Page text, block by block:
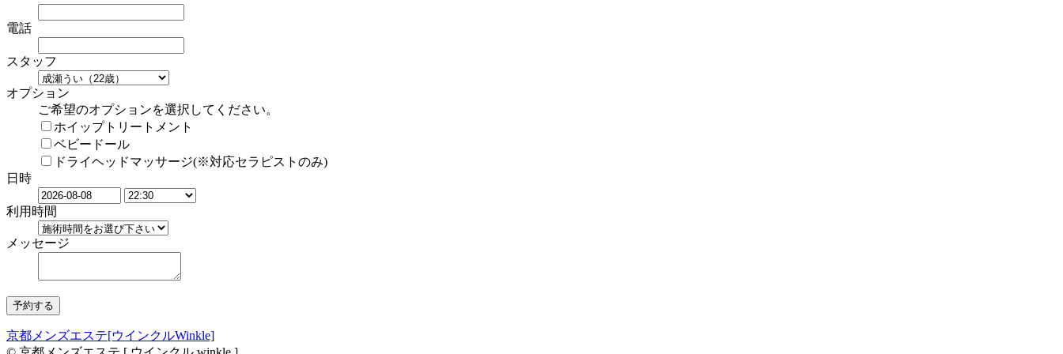
電話
スタッフ
オプション
ご希望のオプションを選択してください。
ホイップトリートメント
ベビードール
ドライヘッドマッサージ(※対応セラピストのみ)
日時
利用時間
メッセージ
京都メンズエステ[ウインクルWinkle]